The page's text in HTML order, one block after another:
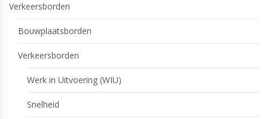
Verkeersborden
Bouwplaatsborden
Verkeersborden
Werk in Uitvoering (WIU)
Snelheid